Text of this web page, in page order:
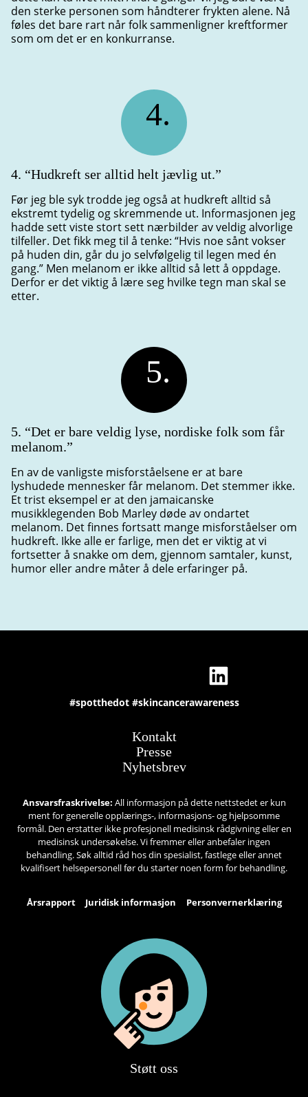
den sterke personen som håndterer frykten alene. Nå
føles det bare rart når folk sammenligner kreftformer
som om det er en konkurranse.
4.
4. “Hudkreft ser alltid helt jævlig ut.”
Før jeg ble syk trodde jeg også at hudkreft alltid så
ekstremt tydelig og skremmende ut. Informasjonen jeg
hadde sett viste stort sett nærbilder av veldig alvorlige
tilfeller. Det fikk meg til å tenke: “Hvis noe sånt vokser
på huden din, går du jo selvfølgelig til legen med én
gang.” Men melanom er ikke alltid så lett å oppdage.
Derfor er det viktig å lære seg hvilke tegn man skal se
etter.
5.
5. “Det er bare veldig lyse, nordiske folk som får
melanom.”
En av de vanligste misforståelsene er at bare
lyshudede mennesker får melanom. Det stemmer ikke.
Et trist eksempel er at den jamaicanske
musikklegenden Bob Marley døde av ondartet
melanom. Det finnes fortsatt mange misforståelser om
hudkreft. Ikke alle er farlige, men det er viktig at vi
fortsetter å snakke om dem, gjennom samtaler, kunst,
humor eller andre måter å dele erfaringer på.
#spotthedot #skincancerawareness
Kontakt
Presse
Nyhetsbrev
Ansvarsfraskrivelse: All informasjon på dette nettstedet er kun
ment for generelle opplærings-, informasjons- og hjelpsomme
formål. Den erstatter ikke profesjonell medisinsk rådgivning eller en
medisinsk undersøkelse. Vi fremmer eller anbefaler ingen
behandling. Søk alltid råd hos din spesialist, fastlege eller annet
kvalifisert helsepersonell før du starter noen form for behandling.
Årsrapport Juridisk informasjon Personvernerklæring
Støtt oss